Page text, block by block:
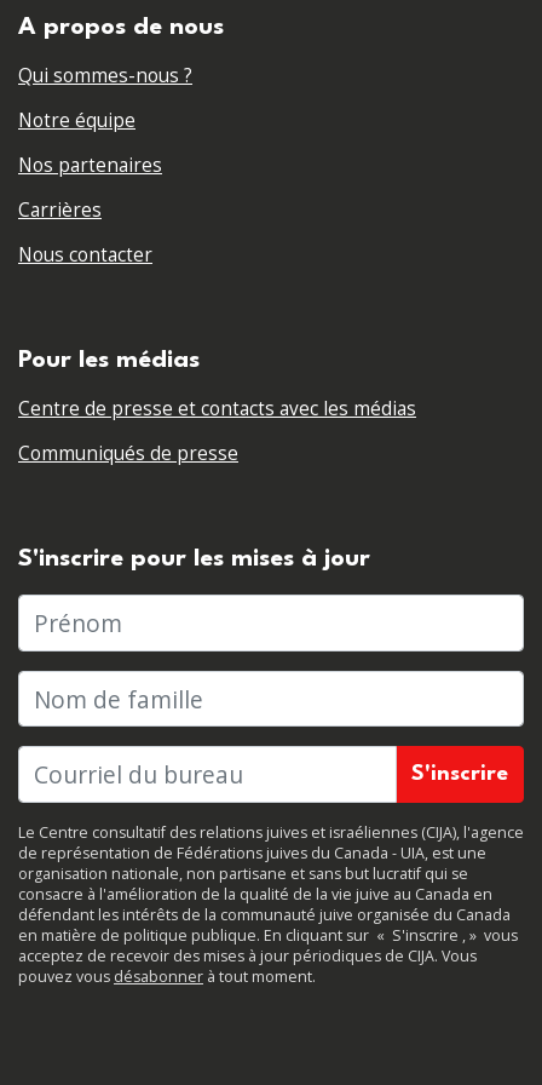
A propos de nous
Qui sommes-nous ?
Notre équipe
Nos partenaires
Carrières
Nous contacter
Pour les médias
Centre de presse et contacts avec les médias
Communiqués de presse
S'inscrire pour les mises à jour
Prénom
Nom de famille
Le Centre consultatif des relations juives et israéliennes (CIJA), l'agence
de représentation de Fédérations juives du Canada - UIA, est une
organisation nationale, non partisane et sans but lucratif qui se
consacre à l'amélioration de la qualité de la vie juive au Canada en
défendant les intérêts de la communauté juive organisée du Canada
en matière de politique publique. En cliquant sur « S'inscrire , » vous
acceptez de recevoir des mises à jour périodiques de CIJA. Vous
pouvez vous désabonner à tout moment.